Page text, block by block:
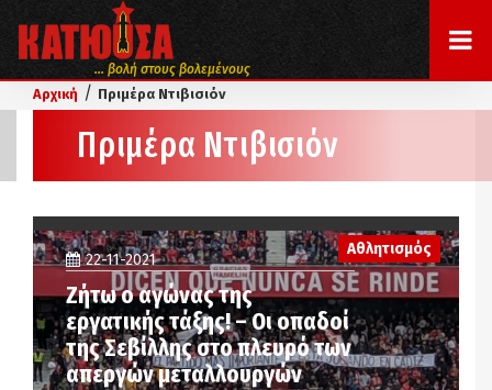
... βολή στους βολεμένους
Αρχική / Πριμέρα Ντιβισιόν
Πριμέρα Ντιβισιόν
Αθλητισμός
22-11-2021
Ζήτω ο αγώνας της
εργατικής τάξης! – Οι οπαδοί
της Σεβίλλης στο πλευρό των
απεργών μεταλλουργών